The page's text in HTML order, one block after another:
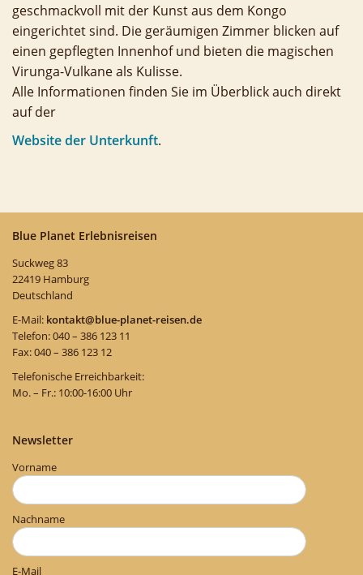
geschmackvoll mit der Kunst aus dem Kongo
eingerichtet sind. Die geräumigen Zimmer blicken auf
einen gepflegten Innenhof und bieten die magischen
Virunga-Vulkane als Kulisse.
Alle Informationen finden Sie im Überblick auch direkt
auf der
Websiteder Unterkunft.
Blue Planet Erlebnisreisen
Suckweg 83
22419 Hamburg
Deutschland
E-Mail: kontakt@blue-planet-reisen.de
Telefon: 040 – 386 123 11
Fax: 040 – 386 123 12
Telefonische Erreichbarkeit:
Mo. – Fr.: 10:00-16:00 Uhr
Newsletter
Vorname
Nachname
E-Mail